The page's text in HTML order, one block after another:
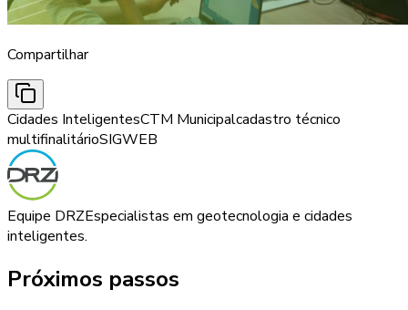
Compartilhar
Cidades InteligentesCTM Municipalcadastro técnico
multifinalitárioSIGWEB
Equipe DRZEspecialistas em geotecnologia e cidades
inteligentes.
Próximos passos